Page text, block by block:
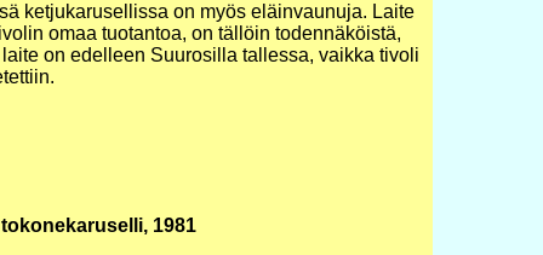
ketjukarusellissa on myös eläinvaunuja. Laite
omaa tuotantoa, on tällöin todennäköistä,
laite on edelleen Suurosilla tallessa, vaikka tivoli
1981